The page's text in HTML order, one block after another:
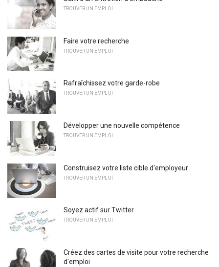
TROUVER UN EMPLOI
Faire votre recherche
TROUVER UN EMPLOI
Rafraîchissez votre garde-robe
TROUVER UN EMPLOI
Développer une nouvelle compétence
TROUVER UN EMPLOI
Construisez votre liste cible d'employeur
TROUVER UN EMPLOI
Soyez actif sur Twitter
TROUVER UN EMPLOI
Créez des cartes de visite pour votre recherche
d'emploi